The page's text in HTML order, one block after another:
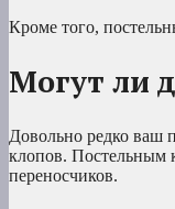
Кроме того,
Могут ли
Довольно редко ваш
клопов. Постельным
переносчиков.